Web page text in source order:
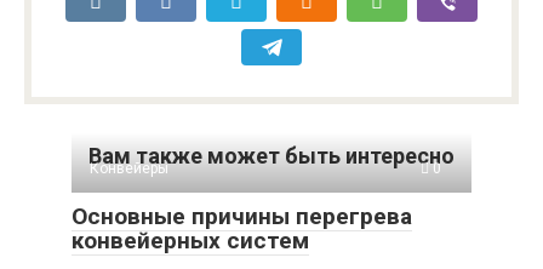
Вам также может быть интересно
Конвейеры 0
Основные причины перегрева
конвейерных систем